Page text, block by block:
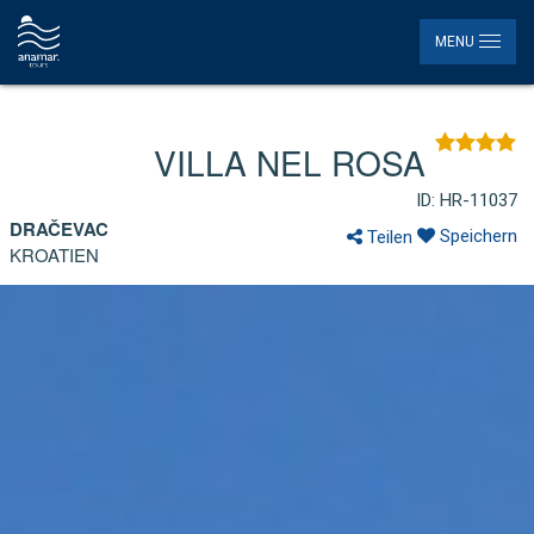
MENU
VILLA NEL ROSA
DRAČEVAC
KROATIEN
ID: HR-11037
Teilen
Speichern